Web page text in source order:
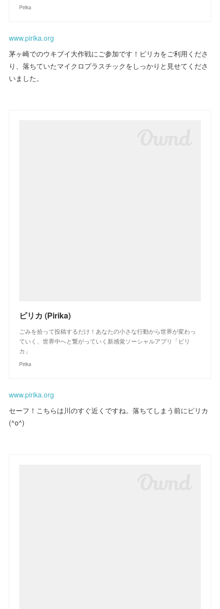
Pirika
www.pirika.org
茅ヶ崎でのウキブイ大作戦にご参加です！ピリカをご利用くださ
り、落ちていたマイクロプラスチックをしっかりと見せてくださ
いました。
ピリカ (Pirika)
ごみを拾って投稿するだけ！あなたの小さな行動から世界が変わっ
ていく、世界中へと繋がっていく新感覚ソーシャルアプリ「ピリ
カ」
Pirika
www.pirika.org
セーフ！こちらは川のすぐ近くですね。落ちてしまう前にピリカ
(^o^)